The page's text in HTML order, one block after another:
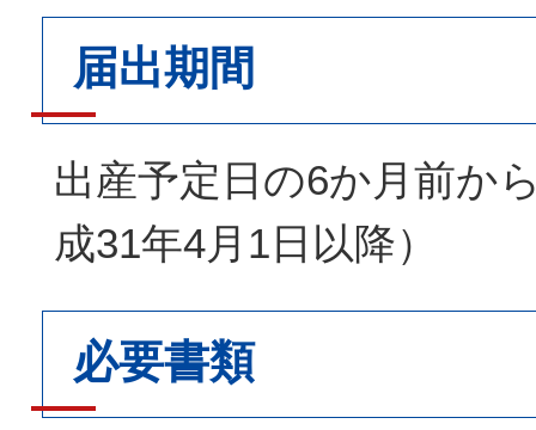
届出期間
出産予定日の6か月前か
成31年4月1日以降）
必要書類